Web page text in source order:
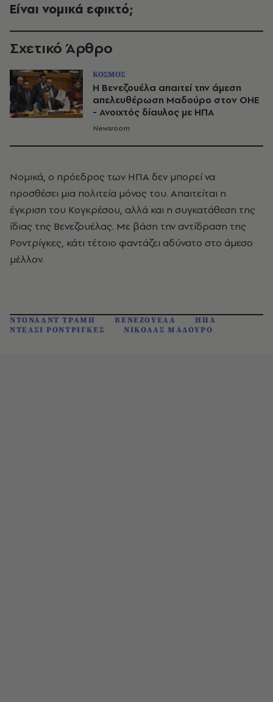
Είναι νομικά εφικτό;
Σχετικό Άρθρο
ΚΟΣΜΟΣ
Η Βενεζουέλα απαιτεί την άμεση
απελευθέρωση Μαδούρο στον ΟΗΕ
- Ανοιχτός δίαυλος με ΗΠΑ
Newsroom
Νομικά, ο πρόεδρος των ΗΠΑ δεν μπορεί να
προσθέσει μια πολιτεία μόνος του. Απαιτείται η
έγκριση του Κογκρέσου, αλλά και η συγκατάθεση της
ίδιας της Βενεζουέλας. Με βάση την αντίδραση της
Ροντρίγκες, κάτι τέτοιο φαντάζει αδύνατο στο άμεσο
μέλλον.
ΝΤΟΝΑΛΝΤ ΤΡΑΜΠ ΒΕΝΕΖΟΥΕΛΑ
ΗΠΑ
ΝΤΕΛΣΙ ΡΟΝΤΡΙΓΚΕΣ
ΝΙΚΟΛΑΣ ΜΑΔΟΥΡΟ